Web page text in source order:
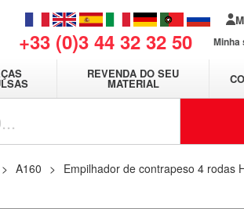
+33 (0)3 44 32 32 50 Minha
REVENDA DO SEU
MATERIAL
A160
Empilhador de contrapeso 4 rodas